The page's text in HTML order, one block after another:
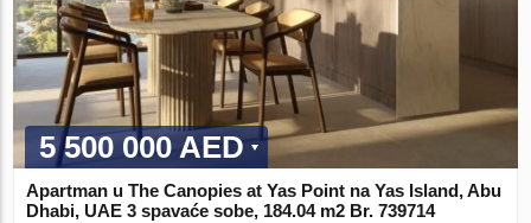
5 500 000 AED
Apartman u The Canopies at Yas Point na Yas Island, Abu
Dhabi, UAE 3 spavaće sobe, 184.04 m2 Br. 739714